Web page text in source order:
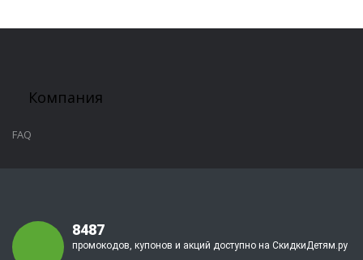
Компания
FAQ
8487
промокодов, купонов и акций доступно на СкидкиДетям.ру